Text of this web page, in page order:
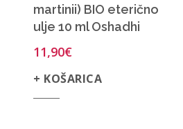
martinii) BIO eterično
ulje 10 ml Oshadhi
11,90€
+ KOŠARICA